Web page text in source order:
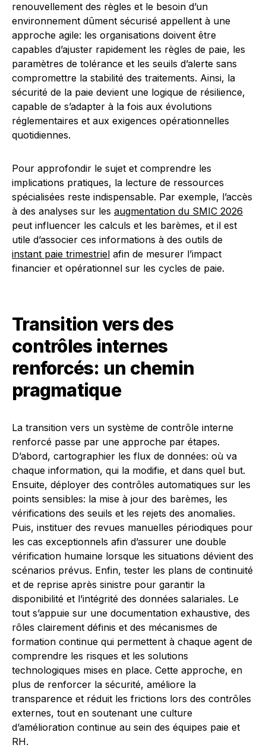
renouvellement des règles et le besoin d’un
environnement dûment sécurisé appellent à une
approche agile: les organisations doivent être
capables d’ajuster rapidement les règles de paie, les
paramètres de tolérance et les seuils d’alerte sans
compromettre la stabilité des traitements. Ainsi, la
sécurité de la paie devient une logique de résilience,
capable de s’adapter à la fois aux évolutions
réglementaires et aux exigences opérationnelles
quotidiennes.
Pour approfondir le sujet et comprendre les
implications pratiques, la lecture de ressources
spécialisées reste indispensable. Par exemple, l’accès
à des analyses sur les augmentation du SMIC 2026
peut influencer les calculs et les barèmes, et il est
utile d’associer ces informations à des outils de
instant paie trimestriel afin de mesurer l’impact
financier et opérationnel sur les cycles de paie.
Transition vers des
contrôles internes
renforcés: un chemin
pragmatique
La transition vers un système de contrôle interne
renforcé passe par une approche par étapes.
D’abord, cartographier les flux de données: où va
chaque information, qui la modifie, et dans quel but.
Ensuite, déployer des contrôles automatiques sur les
points sensibles: la mise à jour des barèmes, les
vérifications des seuils et les rejets des anomalies.
Puis, instituer des revues manuelles périodiques pour
les cas exceptionnels afin d’assurer une double
vérification humaine lorsque les situations dévient des
scénarios prévus. Enfin, tester les plans de continuité
et de reprise après sinistre pour garantir la
disponibilité et l’intégrité des données salariales. Le
tout s’appuie sur une documentation exhaustive, des
rôles clairement définis et des mécanismes de
formation continue qui permettent à chaque agent de
comprendre les risques et les solutions
technologiques mises en place. Cette approche, en
plus de renforcer la sécurité, améliore la
transparence et réduit les frictions lors des contrôles
externes, tout en soutenant une culture
d’amélioration continue au sein des équipes paie et
RH.